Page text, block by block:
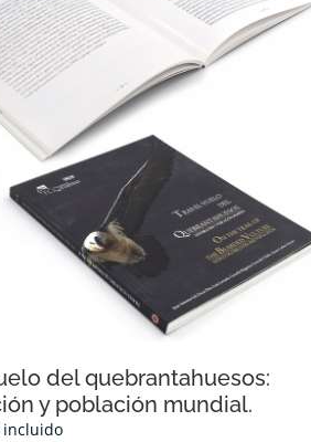
del quebrantahuesos:
y población mundial.
incluido